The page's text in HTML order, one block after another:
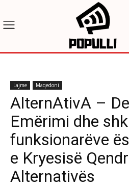
Lajme Maqedoni
AlternAtivA –
Emërimi dhe
funksionarëve
e Kryesisë
Alternativës